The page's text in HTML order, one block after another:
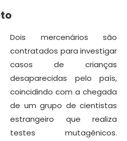
Dois mercenários são
contratados para investigar
casos de crianças
desaparecidas pelo país,
coincidindo com a chegada
de um grupo de cientistas
estrangeiro que realiza
testes mutagênicos.